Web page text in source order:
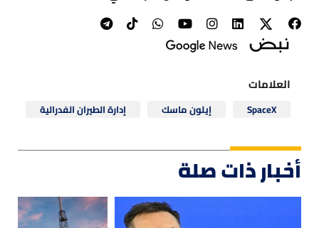
العلامات
SpaceX إيلون ماسك إدارة الطيران الفدرالية
أخبار ذات صلة